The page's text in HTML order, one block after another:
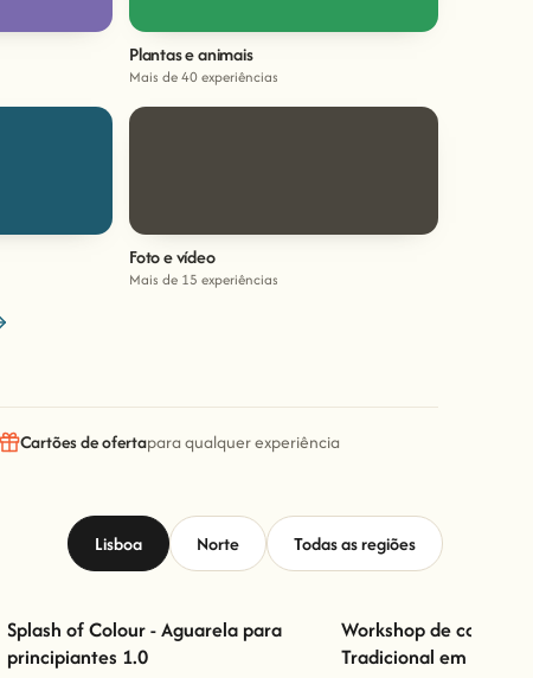
Plantas e animais
Mais de 40 experiências
Foto e vídeo
Mais de 15 experiências
Cartões de ofertapara qualquer experiência
Lisboa Norte Todas as regiões
Splash of Colour - Aguarela para principiantes
Splash of Colour - Aguarela para
principiantes 1.0
Workshop de confeção
Workshop de
Tradicional em Lisboa